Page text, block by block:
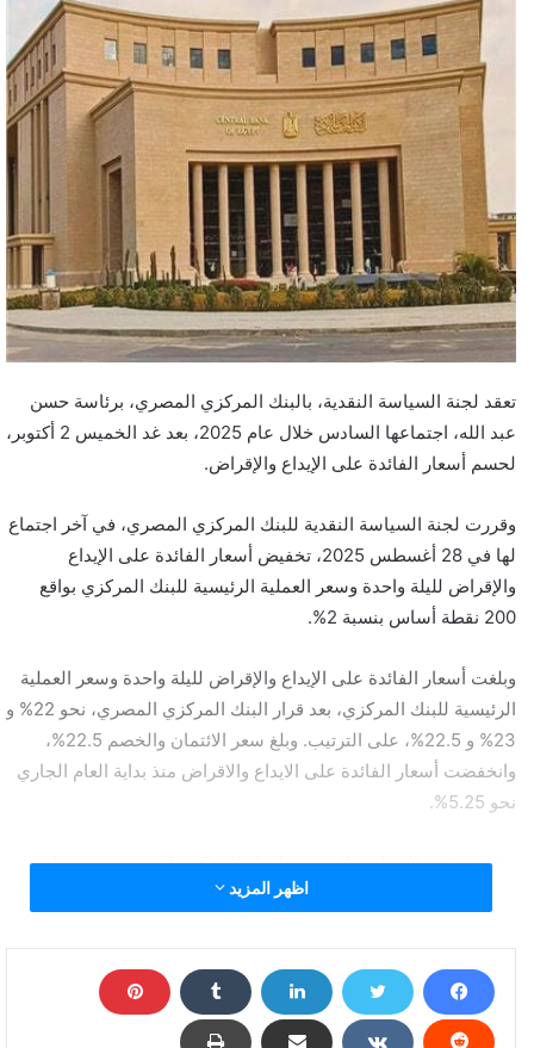
تعقد لجنة السياسة النقدية، بالبنك المركزي المصري، برئاسة حسن
عبد الله، اجتماعها السادس خلال عام 2025، بعد غد الخميس 2 أكتوبر،
لحسم أسعار الفائدة على الإيداع والإقراض.
وقررت لجنة السياسة النقدية للبنك المركزي المصري، في آخر اجتماع
لها في 28 أغسطس 2025، تخفيض أسعار الفائدة على الإيداع
والإقراض لليلة واحدة وسعر العملية الرئيسية للبنك المركزي بواقع
200 نقطة أساس بنسبة 2%.
وبلغت أسعار الفائدة على الإيداع والإقراض لليلة واحدة وسعر العملية
الرئيسية للبنك المركزي، بعد قرار البنك المركزي المصري، نحو 22% و
23% و 22.5%، على الترتيب. وبلغ سعر الائتمان والخصم 22.5%،
وانخفضت أسعار الفائدة على الايداع والاقراض منذ بداية العام الجاري
نحو 5.25%.
وعقدت لجنة السياسة النقدية، بالبنك المركزي المصري، منذ بداية
العام الحالي، نحو 5 اجتماعات لحسم أسعار الفائدة على الإيداع
مايو وفي 10 يوليو، و28 أغسطس، ويتبقى نحو 3 اجتماعات أخرى
للجنة لحسم أسعار الفائدة في مصر خلال عام 2025، خفضت خلالها
أسعار الفائدة بمقدار 525 نقطة أساس بنسبة بلغت 5.25%.
اظهر المزيد